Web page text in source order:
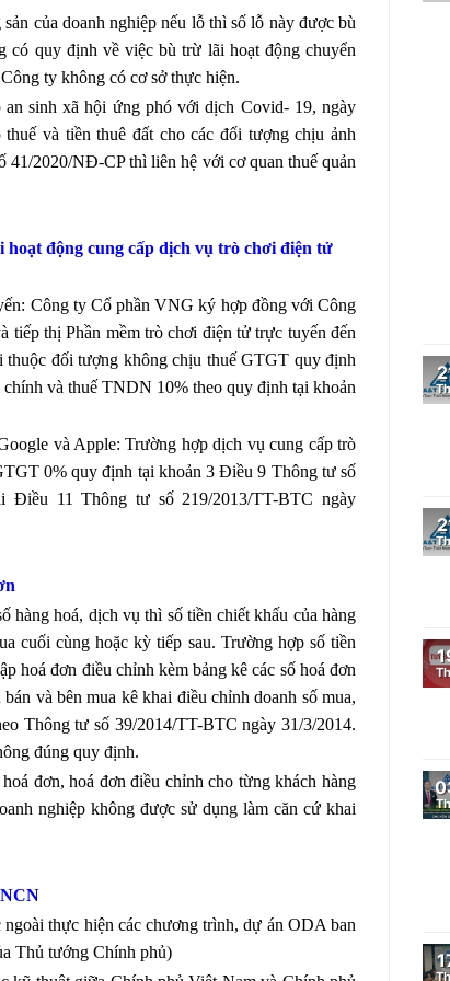
của doanh nghiệp nếu lỗ thì số lỗ này được bù
quy định về việc bù trừ lãi hoạt động chuyển
ty không có cơ sở thực hiện.
sinh xã hội ứng phó với dịch Covid- 19, ngày
và tiền thuê đất cho các đối tượng chịu ảnh
2020/NĐ-CP thì liên hệ với cơ quan thuế quản
hoạt động cung cấp dịch vụ trò chơi điện tử
Công ty Cổ phần VNG ký hợp đồng với Công
tiếp thị Phần mềm trò chơi điện tử trực tuyến đến
đối tượng không chịu thuế GTGT quy định
và thuế TNDN 10% theo quy định tại khoản
và Apple: Trường hợp dịch vụ cung cấp trò
0% quy định tại khoản 3 Điều 9 Thông tư số
Điều 11 Thông tư số 219/2013/TT-BTC ngày
hoá, dịch vụ thì số tiền chiết khấu của hàng
cuối cùng hoặc kỳ tiếp sau. Trường hợp số tiền
hoá đơn điều chỉnh kèm bảng kê các số hoá đơn
và bên mua kê khai điều chỉnh doanh số mua,
Thông tư số 39/2014/TT-BTC ngày 31/3/2014.
đúng quy định.
đơn, hoá đơn điều chỉnh cho từng khách hàng
nghiệp không được sử dụng làm căn cứ khai
thực hiện các chương trình, dự án ODA ban
Thủ tướng Chính phủ)